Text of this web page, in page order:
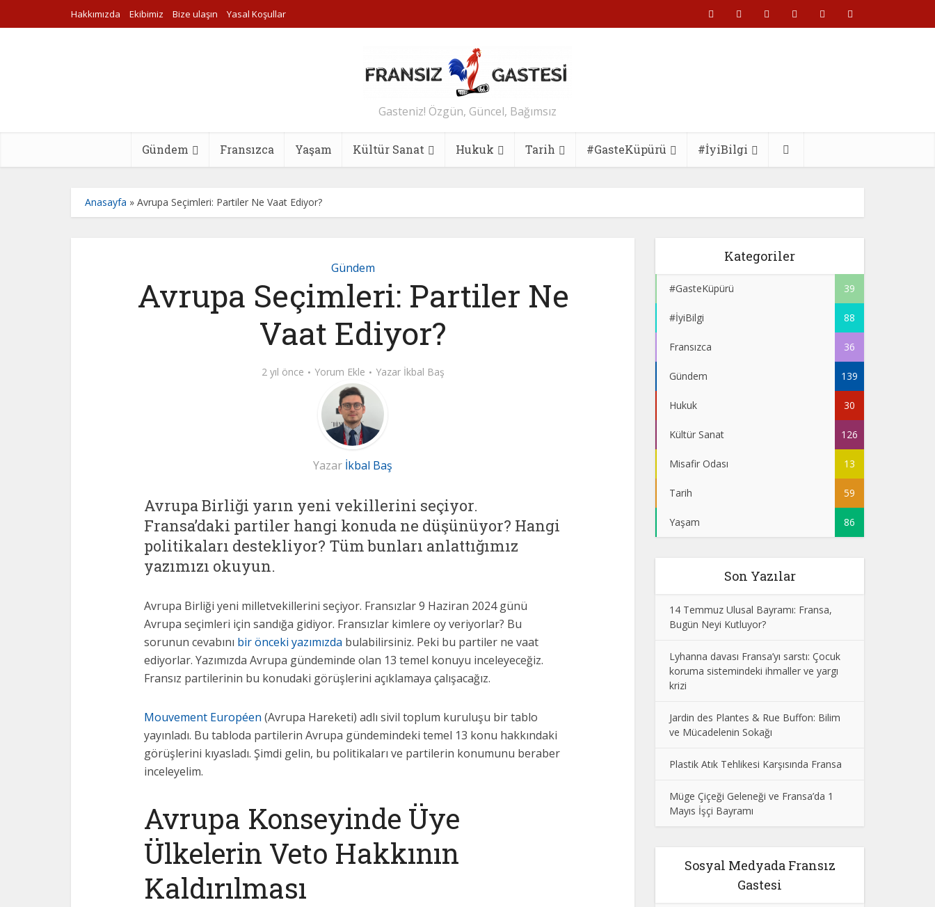
Hakkımızda Ekibimiz Bize ulaşın Yasal Koşullar
Gasteniz! Özgün, Güncel, Bağımsız
Gündem Fransızca Yaşam Kültür Sanat Hukuk Tarih #GasteKüpürü #İyiBilgi
Anasayfa » Avrupa Seçimleri: Partiler Ne Vaat Ediyor?
Gündem
Avrupa Seçimleri: Partiler Ne
Vaat Ediyor?
2 yıl önce Yorum Ekle Yazar İkbal Baş
Yazar İkbal Baş
Avrupa Birliği yarın yeni vekillerini seçiyor.
Fransa’daki partiler hangi konuda ne düşünüyor? Hangi
politikaları destekliyor? Tüm bunları anlattığımız
yazımızı okuyun.
Avrupa Birliği yeni milletvekillerini seçiyor. Fransızlar 9 Haziran 2024 günü
Avrupa seçimleri için sandığa gidiyor. Fransızlar kimlere oy veriyorlar? Bu
sorunun cevabını bir önceki yazımızda bulabilirsiniz. Peki bu partiler ne vaat
ediyorlar. Yazımızda Avrupa gündeminde olan 13 temel konuyu inceleyeceğiz.
Fransız partilerinin bu konudaki görüşlerini açıklamaya çalışacağız.
Mouvement Européen (Avrupa Hareketi) adlı sivil toplum kuruluşu bir tablo
yayınladı. Bu tabloda partilerin Avrupa gündemindeki temel 13 konu hakkındaki
görüşlerini kıyasladı. Şimdi gelin, bu politikaları ve partilerin konumunu beraber
inceleyelim.
Avrupa Konseyinde Üye
Ülkelerin Veto Hakkının
Kaldırılması
Kategoriler
#GasteKüpürü 39
#İyiBilgi 88
Fransızca 36
Gündem 139
Hukuk 30
Kültür Sanat 126
Misafir Odası 13
Tarih 59
Yaşam 86
Son Yazılar
14 Temmuz Ulusal Bayramı: Fransa,
Bugün Neyi Kutluyor?
Lyhanna davası Fransa’yı sarstı: Çocuk
koruma sistemindeki ihmaller ve yargı
krizi
Jardin des Plantes & Rue Buffon: Bilim
ve Mücadelenin Sokağı
Plastik Atık Tehlikesi Karşısında Fransa
Müge Çiçeği Geleneği ve Fransa’da 1
Mayıs İşçi Bayramı
Sosyal Medyada Fransız
Gastesi